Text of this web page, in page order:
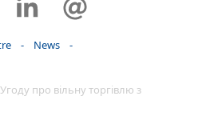
- News -
про вільну торгівлю з